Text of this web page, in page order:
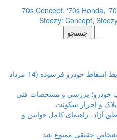
,‘70s Honda,
Steezy: Concept,
راهنمای کامل مراحل و شرایط اسقاط خودرو فرسوده (14 مرداد
و احراز سکونت
راهنمای کامل قوانین و
حقیقی ممنوع شد